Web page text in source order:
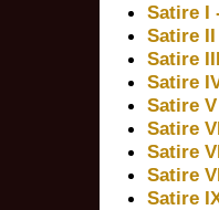
Satire I
Satire
Satire
Satire
Satire
Satire
Satire
Satire
Satire